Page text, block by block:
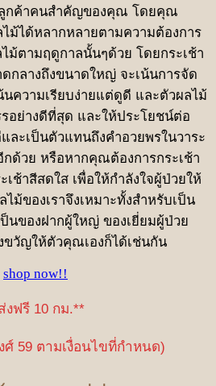
กค้าคนสำคัญของคุณ โดยคุณ
ม้ได้หลากหลายตามความต้องการ
ม้ตามฤดูกาลนั้นๆด้วย โดยกระเช้า
กลางถึงขนาดใหญ่ จะเน้นการจัด
ความเรียบง่ายแต่ดูดี และตัวผลไม้
อย่างดีที่สุด และให้ประโยชน์ต่อ
ละเป็นตัวแทนถึงคำอวยพรในวาระ
ด้วย หรือหากคุณต้องการกระเช้า
ช้าสีสดใส เพื่อให้กำลังใจผู้ป่วยให้
ม้ของเราจึงเหมาะทั้งสำหรับเป็น
ของฝากผู้ใหญ่ ของเยี่ยมผู้ป่วย
ขวัญให้ตัวคุณเองก็ได้เช่นกัน
shop now!!
งฟรี 10 กม.**
59 ตามเงื่อนไขที่กำหนด)